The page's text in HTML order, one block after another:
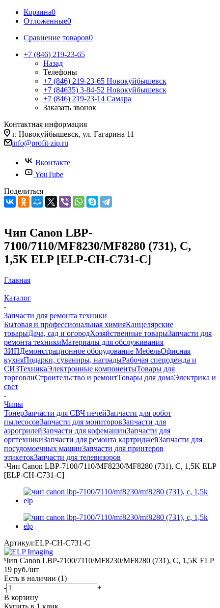
Корзина0
Отложенные0
Сравнение товаров0
+7 (846) 219-23-65
Назад
Телефоны
+7 (846) 219-23-65 Новокуйбышевск
+7 (84635) 3-84-52 Новокуйбышевск
+7 (846) 219-23-14 Самара
Заказать звонок
Контактная информация
г. Новокуйбышевск, ул. Гагарина 11
info@profit-zip.ru
Вконтакте
YouTube
Поделиться
Чип Canon LBP-
7100/7110/MF8230/MF8280 (731), C,
1,5K ELP [ELP-CH-C731-C]
Главная
-
Каталог
-
Запчасти для ремонта техники
Бытовая и профессиональная химияКанцелярские
товарыДача, сад и огородХозяйственные товарыЗапчасти для
ремонта техникиМатериалы для обслуживания
ЗИПДемонстрационное оборудование МебельОфисная
кухняПодарки, сувениры, наградыРабочая спецодежда и
СИЗТехникаЭлектронные компонентыТовары для
торговлиСтроительство и ремонтТовары для домаЭлектрика и
свет
-
Чипы
ТонерЗапчасти для СВЧ печейЗапчасти для робот
пылесосовЗапчасти для мониторовЗапчасти для
аэрогрилейЗапчасти для кофемашинЗапчасти для
оргтехникиЗапчасти для ремонта картриджейЗапчасти для
посудомоечных машинЗапчасти для принтеров
этикетокЗапчасти для телевизоров
-Чип Canon LBP-7100/7110/MF8230/MF8280 (731), C, 1,5K ELP
[ELP-CH-C731-C]
Артикул:ELP-CH-C731-C
Чип Canon LBP-7100/7110/MF8230/MF8280 (731), C, 1,5K ELP
19 руб./шт
Есть в наличии (1)
-
+
В корзину
Купить в 1 клик